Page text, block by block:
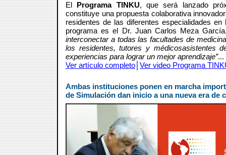
El Programa TINKU, que será lanzado
constituye una propuesta colaborativa
residentes de las diferentes especialidades
programa es el Dr. Juan Carlos Meza
interconectar a todas las facultades de
los residentes, tutores y médicosasistentes
experiencias para lograr un mejor aprendizaje”...
Ver artículo completo Ver video Programa
Ambas instituciones ponen en marcha
de Simulación dan inicio a una nueva era de